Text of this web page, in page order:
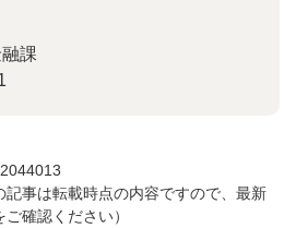
課
記事は転載時点の内容ですので、最新
確認ください）